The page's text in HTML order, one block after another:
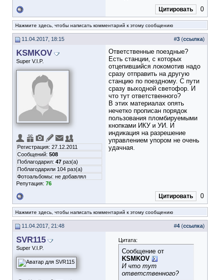
Цитировать 0
Нажмите здесь, чтобы написать комментарий к этому сообщению
11.04.2017, 18:15 #3 (ссылка)
KSMKOV
Super V.I.P.
Регистрация: 27.12.2011
Сообщений: 508
Поблагодарил: 47 раз(а)
Поблагодарили 104 раз(а)
Фотоальбомы: не добавлял
Репутация: 76
Ответственные поездные?
Есть станции, с которых
отцепившийся локомотив надо
сразу отправить на другую
станцию по поездному. С пути
сразу выходной светофор. И
что тут ответственного?
В этих материалах опять
нечетко прописан порядок
пользования пломбируемыми
кнопками ИКУ и УИ. И
индикация на разрешение
управлением упором не очень
удачная.
Цитировать 0
Нажмите здесь, чтобы написать комментарий к этому сообщению
11.04.2017, 21:48 #4 (ссылка)
SVR115
Super V.I.P.
Цитата:
Сообщение от
KSMKOV
И что тут
ответственного?